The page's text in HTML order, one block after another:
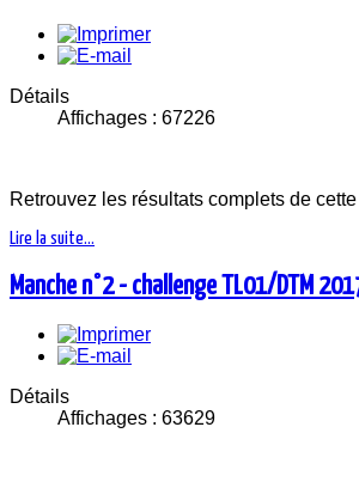
Détails
Affichages : 67226
Retrouvez les résultats complets de
Lire la suite...
Manche n°2 - challenge TL01/DTM
Détails
Affichages : 63629